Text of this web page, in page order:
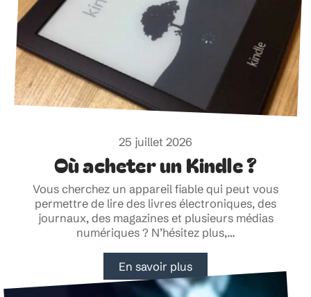
25 juillet 2026
Où acheter un Kindle ?
Vous cherchez un appareil fiable qui peut vous
permettre de lire des livres électroniques, des
journaux, des magazines et plusieurs médias
numériques ? N’hésitez plus,…
En savoir plus